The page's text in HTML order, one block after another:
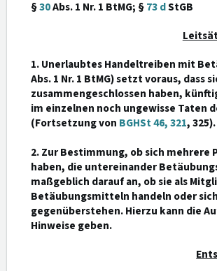
§30Abs. 1 Nr. 1 BtMG; §73 dStGB
1. Unerlaubtes Handeltreiben mit
Abs. 1 Nr. 1 BtMG) setzt voraus,
zusammengeschlossen haben,
im einzelnen noch ungewisse Taten
(Fortsetzung von BGHSt 46, 321, 325).
2. Zur Bestimmung, ob sich mehrere
haben, die untereinander
maßgeblich darauf an, ob sie als
Betäubungsmitteln handeln oder
gegenüberstehen. Hierzu kann die
Hinweise geben.